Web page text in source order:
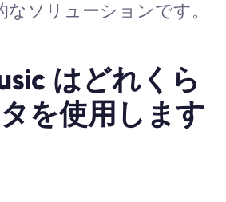
なソリューションです。
はどれくら
を使用します